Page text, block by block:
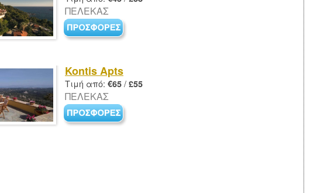
ΠΕΛΕΚΑΣ
Kontis Apts
Τιμή από: €65 / £55
ΠΕΛΕΚΑΣ